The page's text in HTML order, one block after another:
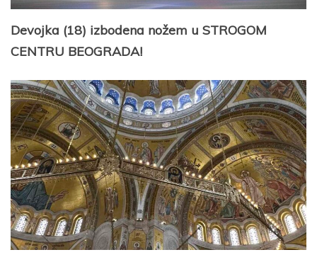
Devojka (18) izbodena nožem u STROGOM
CENTRU BEOGRADA!